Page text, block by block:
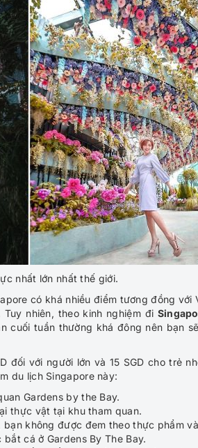
nhất lớn nhất thế giới.
có khá nhiều điểm tương đồng với
nhiên, theo kinh nghiệm đi
cuối tuần thường khá đông nên bạn
đối với người lớn và 15 SGD cho trẻ
du lịch Singapore này:
Gardens by the Bay.
thực vật tại khu tham quan.
bạn không được đem theo thực phẩm
cá ở Gardens By The Bay.